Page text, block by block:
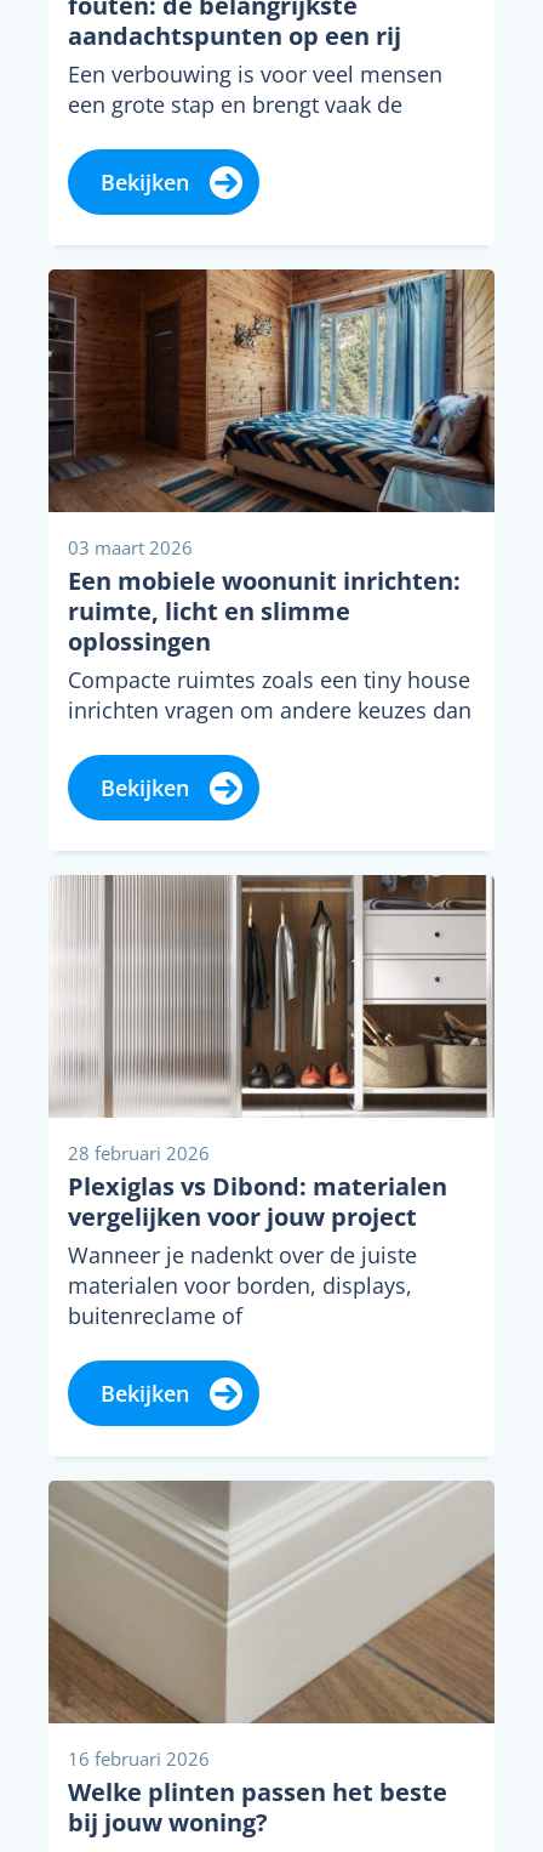
aandachtspunten op een rij
Een verbouwing is voor veel mensen
een grote stap en brengt vaak de
gedegen...
Bekijken
03 maart 2026
Een mobiele woonunit inrichten:
ruimte, licht en slimme
oplossingen
Compacte ruimtes zoals een tiny house
inrichten vragen om andere keuzes dan
woning. Wie een...
Bekijken
28 februari 2026
Plexiglas vs Dibond: materialen
vergelijken voor jouw project
Wanneer je nadenkt over de juiste
materialen voor borden, displays,
buitenreclame of
uit bij veelgebruikte...
Bekijken
16 februari 2026
Welke plinten passen het beste
bij jouw woning?